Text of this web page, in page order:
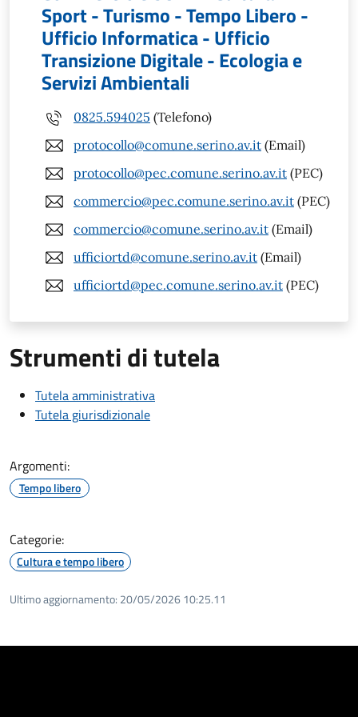
Sport - Turismo - Tempo Libero -
Ufficio Informatica - Ufficio
Transizione Digitale - Ecologia e
Servizi Ambientali
0825.594025 (Telefono)
protocollo@comune.serino.av.it (Email)
protocollo@pec.comune.serino.av.it (PEC)
commercio@pec.comune.serino.av.it (PEC)
commercio@comune.serino.av.it (Email)
ufficiortd@comune.serino.av.it (Email)
ufficiortd@pec.comune.serino.av.it (PEC)
Strumenti di tutela
Tutela amministrativa
Tutela giurisdizionale
Argomenti:
Tempo libero
Categorie:
Cultura e tempo libero
Ultimo aggiornamento: 20/05/2026 10:25.11